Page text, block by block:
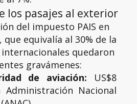
los pasajes al exterior
del impuesto PAIS en
equivalía al 30% de la
quedaron
gravámenes:
de aviación: US$8
Nacional